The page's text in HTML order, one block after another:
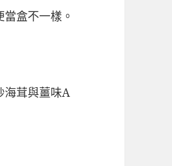
盒不一樣。
海茸與薑味A